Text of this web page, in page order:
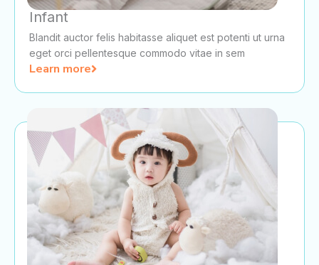
Infant
Blandit auctor felis habitasse aliquet est potenti ut urna
eget orci pellentesque commodo vitae in sem
Learn more